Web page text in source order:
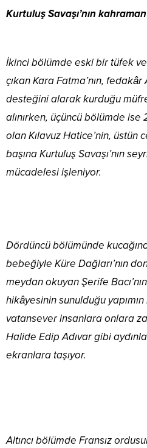
Kurtuluş Savaşı’nın
İkinci bölümde eski bir tüfek
çıkan Kara Fatma’nın, fedakâr
desteğini alarak kurduğu
alınırken, üçüncü bölümde ise
olan Kılavuz Hatice’nin, üstün
başına Kurtuluş Savaşı’nın
mücadelesi işleniyor.
Dördüncü bölümünde
bebeğiyle Küre Dağları’nın
meydan okuyan Şerife
hikâyesinin sunulduğu
vatansever insanlara onlara
Halide Edip Adıvar gibi
ekranlara taşıyor.
Altıncı bölümde Fransız